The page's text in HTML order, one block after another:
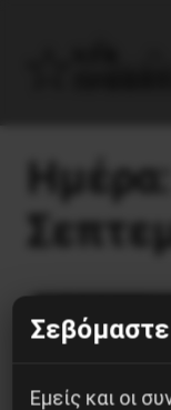
Ημέρα:
Σεβόμαστε
Εμείς και οι